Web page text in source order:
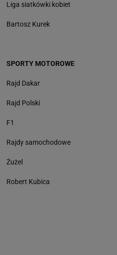
Liga siatkówki kobiet
Bartosz Kurek
SPORTY MOTOROWE
Rajd Dakar
Rajd Polski
F1
Rajdy samochodowe
Żużel
Robert Kubica